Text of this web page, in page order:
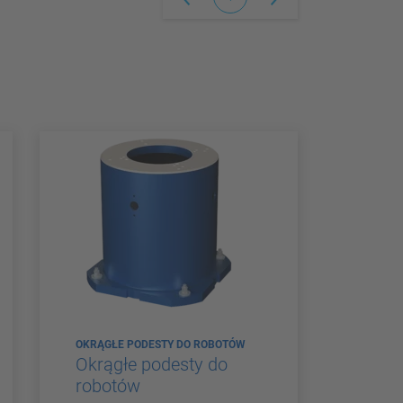
OKRĄGŁE PODESTY DO ROBOTÓW
Okrągłe podesty do
robotów